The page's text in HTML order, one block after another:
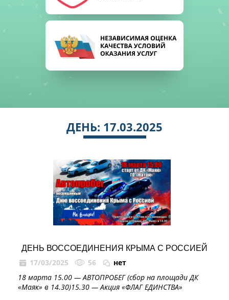
ДЕНЬ: 17.03.2025
ДЕНЬ ВОССОЕДИНЕНИЯ КРЫМА С РОССИЕЙ
17/03/2025 56
нет
18 марта 15.00 — АВТОПРОБЕГ (сбор на площади ДК
«Маяк» в 14.30)15.30 — Акция «ФЛАГ ЕДИНСТВА»